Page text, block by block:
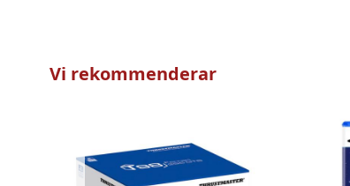
Vi rekommenderar